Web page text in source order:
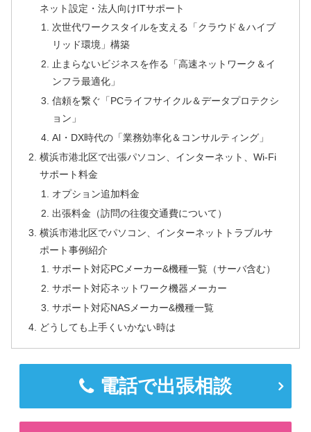
ネット設定・法人向けITサポート
次世代ワークスタイルを支える「クラウド＆ハイブ
リッド環境」構築
止まらないビジネスを作る「高速ネットワーク＆イ
ンフラ最適化」
信頼を繋ぐ「PCライフサイクル＆データプロテクシ
ョン」
AI・DX時代の「業務効率化＆コンサルティング」
横浜市港北区で出張パソコン、インターネット、Wi-Fi
サポート料金
オプション追加料金
出張料金（訪問の往復交通費について）
横浜市港北区でパソコン、インターネットトラブルサ
ポート事例紹介
サポート対応PCメーカー&機種一覧（サーバ含む）
サポート対応ネットワーク機器メーカー
サポート対応NASメーカー&機種一覧
どうしても上手くいかない時は
電話で出張相談